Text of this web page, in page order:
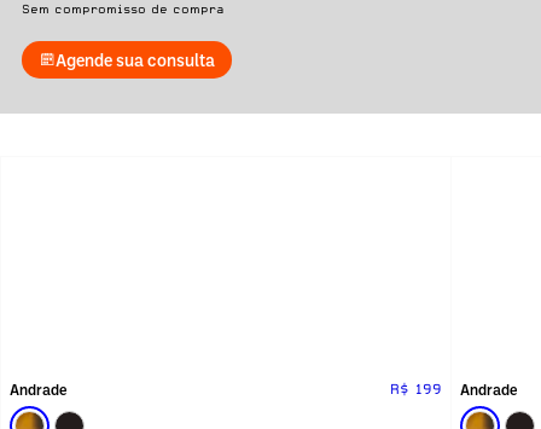
Sem compromisso de compra
Agende sua consulta
Andrade R$ 199 Andrade